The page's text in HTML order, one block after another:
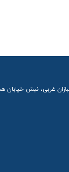
غربی، نبش خیابان